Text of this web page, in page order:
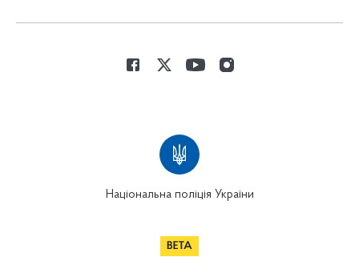
Національна поліція України